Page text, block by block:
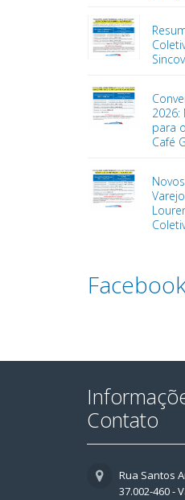
2026:
para
Café
Contato
Rua Santos
37.002-460 -